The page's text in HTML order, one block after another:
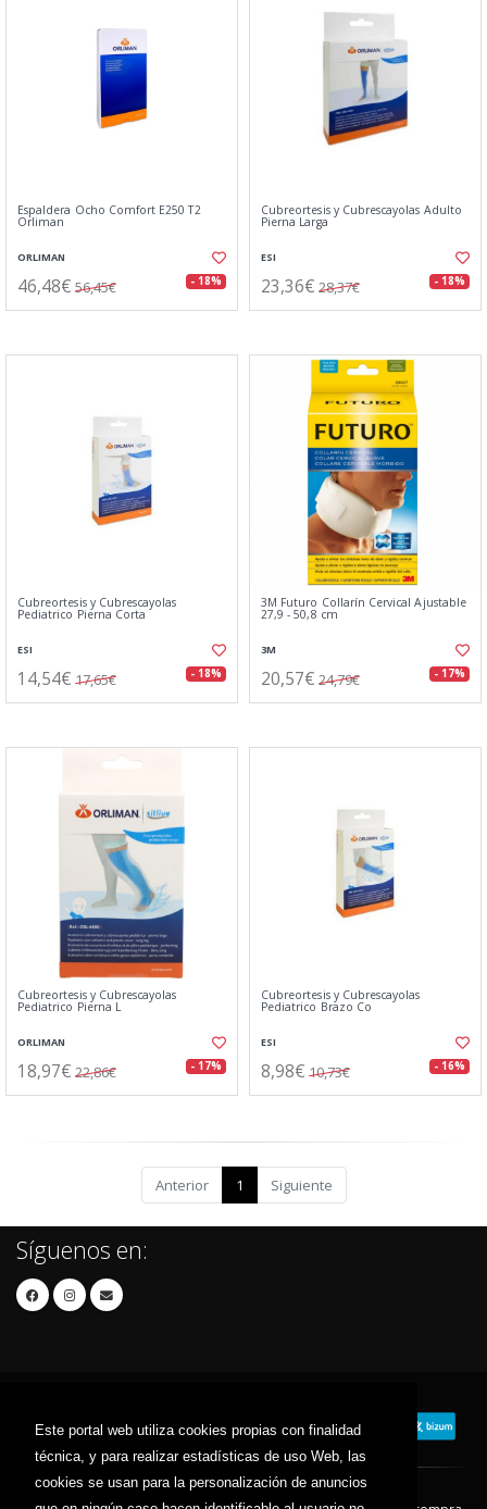
Este portal web utiliza cookies propias con finalidad
técnica, y para realizar estadísticas de uso Web, las
cookies se usan para la personalización de anuncios
Espaldera Ocho Comfort E250 T2
Orliman
ORLIMAN
46,48€ 56,45€ - 18%
Cubreortesis y Cubrescayolas Adulto
Pierna Larga
ESI
23,36€ 28,37€ - 18%
Cubreortesis y Cubrescayolas
Pediatrico Pierna Corta
ESI
14,54€ 17,65€ - 18%
3M Futuro Collarín Cervical Ajustable
27,9 - 50,8 cm
3M
20,57€ 24,79€ - 17%
Cubreortesis y Cubrescayolas
Pediatrico Pierna L
ORLIMAN
18,97€ 22,86€ - 17%
Cubreortesis y Cubrescayolas
Pediatrico Brazo Co
ESI
8,98€ 10,73€ - 16%
Anterior 1 Siguiente
Síguenos en: